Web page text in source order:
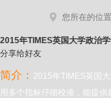
您所在的位置
2015年TIMES英国大学政治
分享给好友
简介： 2015年TIMES英国
用多个指标仔细校准，能提